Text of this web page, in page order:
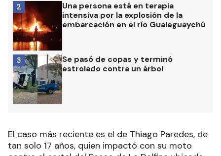
Una persona está en terapia
intensiva por la explosión de la
embarcación en el río Gualeguaychú
2
Se pasó de copas y terminó
estrolado contra un árbol
3
El caso más reciente es el de Thiago Paredes, de
tan solo 17 años, quien impactó con su moto